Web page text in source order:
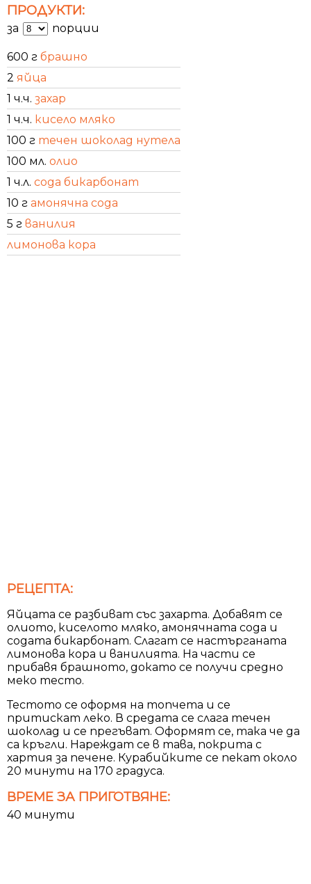
ПРОДУКТИ:
за порции
600 г брашно
2 яйца
1 ч.ч. захар
1 ч.ч. кисело мляко
100 г течен шоколад нутела
100 мл. олио
1 ч.л. сода бикарбонат
10 г амонячна сода
5 г ванилия
лимонова кора
РЕЦЕПТА:
Яйцата се разбиват със захарта. Добавят се
олиото, киселото мляко, амонячната сода и
содата бикарбонат. Слагат се настърганата
лимонова кора и ванилията. На части се
прибавя брашното, докато се получи средно
меко тесто.
Тестото се оформя на топчета и се
притискат леко. В средата се слага течен
шоколад и се прегъват. Оформят се, така че да
са кръгли. Нареждат се в тава, покрита с
хартия за печене. Курабийките се пекат около
20 минути на 170 градуса.
ВРЕМЕ ЗА ПРИГОТВЯНЕ:
40 минути